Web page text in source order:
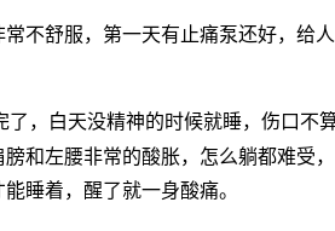
不舒服，第一天有止痛泵还好，给
了，白天没精神的时候就睡，伤口不
和左腰非常的酸胀，怎么躺都难受
睡着，醒了就一身酸痛。